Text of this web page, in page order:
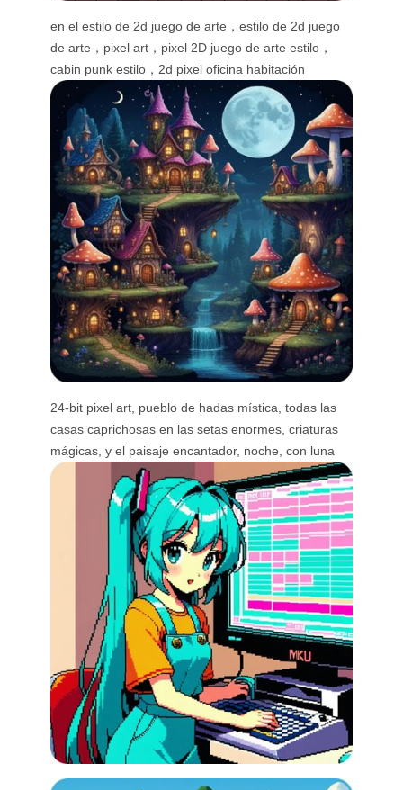
en el estilo de 2d juego de arte，estilo de 2d juego
de arte，pixel art，pixel 2D juego de arte estilo，
cabin punk estilo，2d pixel oficina habitación
24-bit pixel art, pueblo de hadas mística, todas las
casas caprichosas en las setas enormes, criaturas
mágicas, y el paisaje encantador, noche, con luna